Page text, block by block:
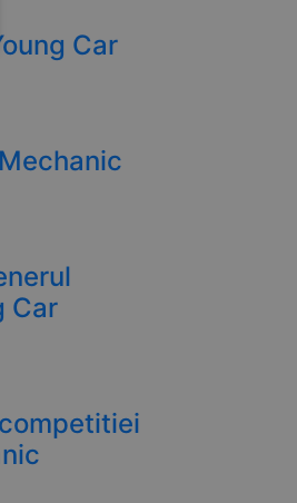
Car
Car